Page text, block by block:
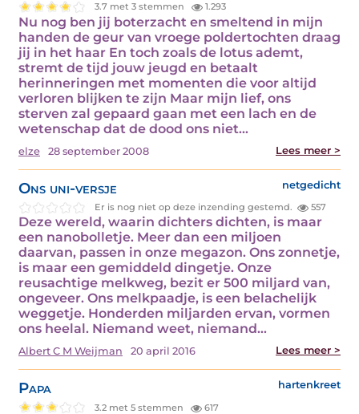
3.7 met 3 stemmen 1.293
Nu nog ben jij boterzacht en smeltend in mijn
handen de geur van vroege poldertochten draag
jij in het haar En toch zoals de lotus ademt,
stremt de tijd jouw jeugd en betaalt
herinneringen met momenten die voor altijd
verloren blijken te zijn Maar mijn lief, ons
sterven zal gepaard gaan met een lach en de
wetenschap dat de dood ons niet…
elze 28 september 2008 Lees meer >
Ons uni-versje netgedicht
Er is nog niet op deze inzending gestemd. 557
Deze wereld, waarin dichters dichten, is maar
een nanobolletje. Meer dan een miljoen
daarvan, passen in onze megazon. Ons zonnetje,
is maar een gemiddeld dingetje. Onze
reusachtige melkweg, bezit er 500 miljard van,
ongeveer. Ons melkpaadje, is een belachelijk
weggetje. Honderden miljarden ervan, vormen
ons heelal. Niemand weet, niemand…
Albert C M Weijman 20 april 2016 Lees meer >
Papa hartenkreet
3.2 met 5 stemmen 617